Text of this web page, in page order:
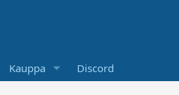
Kauppa Discord